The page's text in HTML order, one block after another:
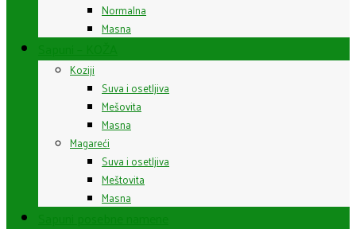
Normalna
Masna
Koziji
Suva i osetljiva
Mešovita
Masna
Magareći
Suva i osetljiva
Meštovita
Masna